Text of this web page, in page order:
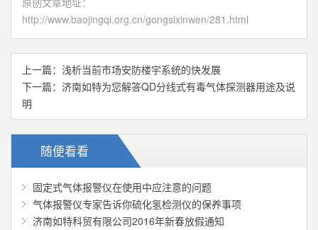
http://www.baojingqi.org.cn/gongsixinwen/281.html
上一篇： 浅析当前市场安防楼宇系统的快发展
下一篇： 济南如特为您解答QD分线式有毒气体探测器用途及说
明
随便看看
固定式气体报警仪在使用中应注意的问题
气体报警仪专家告诉你硫化氢检测仪的保养事项
济南如特科贸有限公司2016年新春放假通知